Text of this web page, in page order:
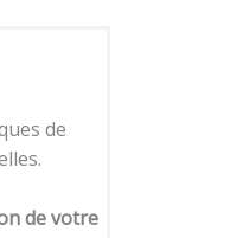
de
de votre